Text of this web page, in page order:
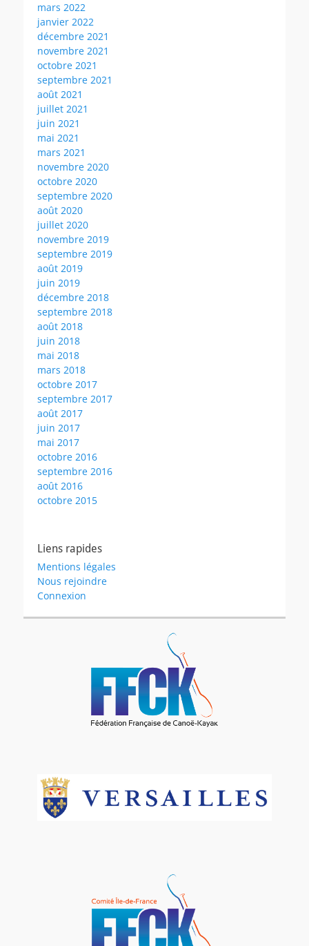
mars 2022
janvier 2022
décembre 2021
novembre 2021
octobre 2021
septembre 2021
août 2021
juillet 2021
juin 2021
mai 2021
mars 2021
novembre 2020
octobre 2020
septembre 2020
août 2020
juillet 2020
novembre 2019
septembre 2019
août 2019
juin 2019
décembre 2018
septembre 2018
août 2018
juin 2018
mai 2018
mars 2018
octobre 2017
septembre 2017
août 2017
juin 2017
mai 2017
octobre 2016
septembre 2016
août 2016
octobre 2015
Liens rapides
Mentions légales
Nous rejoindre
Connexion